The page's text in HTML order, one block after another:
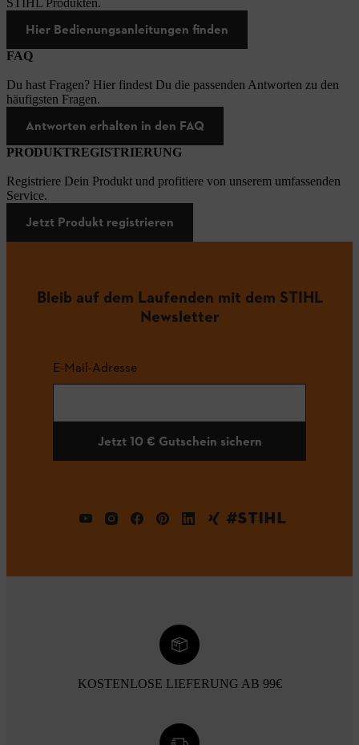
STIHL Produkten.
Hier Bedienungsanleitungen finden
FAQ
Du hast Fragen? Hier findest Du die passenden Antworten zu den
häufigsten Fragen.
Antworten erhalten in den FAQ
PRODUKTREGISTRIERUNG
Registriere Dein Produkt und profitiere von unserem umfassenden
Service.
Jetzt Produkt registrieren
Bleib auf dem Laufenden mit dem STIHL
Newsletter
E-Mail-Adresse
Jetzt 10 € Gutschein sichern
#STIHL
KOSTENLOSE LIEFERUNG AB 99€